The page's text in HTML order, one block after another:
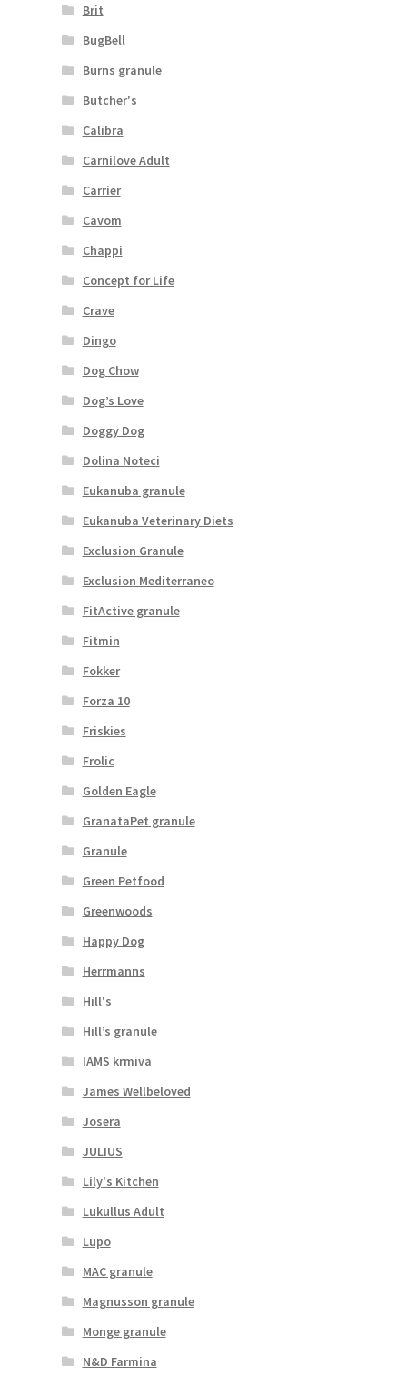
Brit
BugBell
Burns granule
Butcher's
Calibra
Carnilove Adult
Carrier
Cavom
Chappi
Concept for Life
Crave
Dingo
Dog Chow
Dog’s Love
Doggy Dog
Dolina Noteci
Eukanuba granule
Eukanuba Veterinary Diets
Exclusion Granule
Exclusion Mediterraneo
FitActive granule
Fitmin
Fokker
Forza 10
Friskies
Frolic
Golden Eagle
GranataPet granule
Granule
Green Petfood
Greenwoods
Happy Dog
Herrmanns
Hill's
Hill’s granule
IAMS krmiva
James Wellbeloved
Josera
JULIUS
Lily's Kitchen
Lukullus Adult
Lupo
MAC granule
Magnusson granule
Monge granule
N&D Farmina